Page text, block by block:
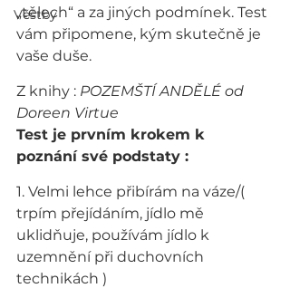
Věštby
„tělech“ a za jiných podmínek. Test
vám připomene, kým skutečně je
vaše duše.
Z knihy : POZEMŠTÍ ANDĚLÉ od
Doreen Virtue
Test je prvním krokem k
poznání své podstaty :
1. Velmi lehce přibírám na váze/(
trpím přejídáním, jídlo mě
uklidňuje, používám jídlo k
uzemnění při duchovních
technikách )